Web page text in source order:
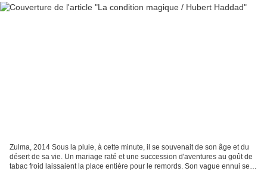
Zulma, 2014 Sous la pluie, à cette minute, il se souvenait de son âge et du
désert de sa vie. Un mariage raté et une succession d'aventures au goût de
tabac froid laissaient la place entière pour le remords. Son vague ennui se